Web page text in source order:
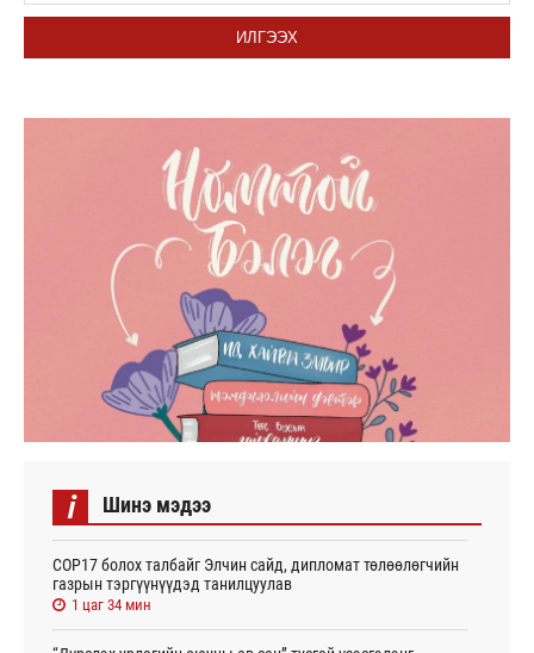
ИЛГЭЭХ
i Шинэ мэдээ
СОР17 болох талбайг Элчин сайд, дипломат төлөөлөгчийн
газрын тэргүүнүүдэд танилцуулав
1 цаг 34 мин